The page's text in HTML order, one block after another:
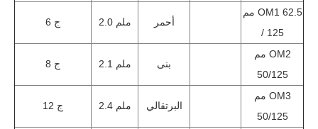
6 ج 2.0 ملم أحمر
مم OM1 62.5
/ 125
8 ج 2.1 ملم بنى
مم OM2
50/125
12 ج 2.4 ملم البرتقالي
مم OM3
50/125